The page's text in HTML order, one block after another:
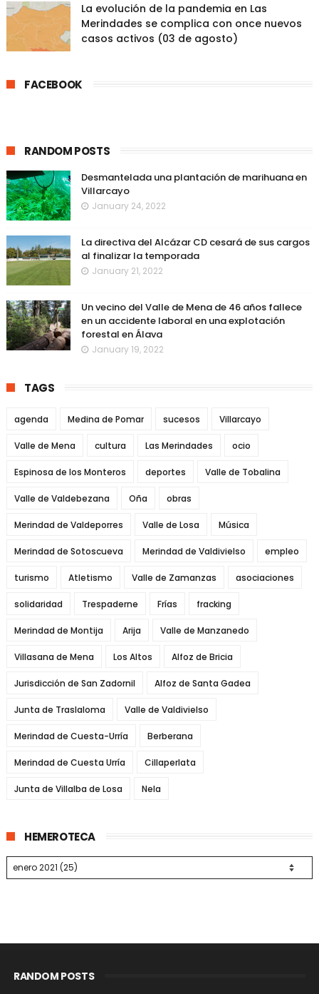
La evolución de la pandemia en Las
Merindades se complica con once nuevos
casos activos (03 de agosto)
FACEBOOK
RANDOM POSTS
Desmantelada una plantación de marihuana en
Villarcayo
January 24, 2022
La directiva del Alcázar CD cesará de sus cargos
al finalizar la temporada
January 21, 2022
Un vecino del Valle de Mena de 46 años fallece
en un accidente laboral en una explotación
forestal en Álava
January 19, 2022
TAGS
agenda Medina de Pomar sucesos Villarcayo
Valle de Mena cultura Las Merindades ocio
Espinosa de los Monteros deportes Valle de Tobalina
Valle de Valdebezana Oña obras
Merindad de Valdeporres Valle de Losa Música
Merindad de Sotoscueva Merindad de Valdivielso empleo
turismo Atletismo Valle de Zamanzas asociaciones
solidaridad Trespaderne Frías fracking
Merindad de Montija Arija Valle de Manzanedo
Villasana de Mena Los Altos Alfoz de Bricia
Jurisdicción de San Zadornil Alfoz de Santa Gadea
Junta de Traslaloma Valle de Valdivielso
Merindad de Cuesta-Urría Berberana
Merindad de Cuesta Urría Cillaperlata
Junta de Villalba de Losa Nela
HEMEROTECA
RANDOM POSTS